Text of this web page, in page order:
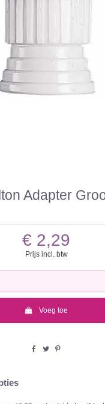
Adapter
€ 2,29
Prijs incl. btw
Voeg toe